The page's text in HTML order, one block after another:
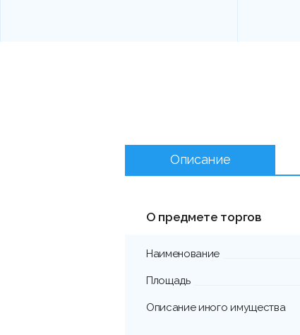
Описание
О предмете торгов
Наименование
Площадь
Описание иного имущества